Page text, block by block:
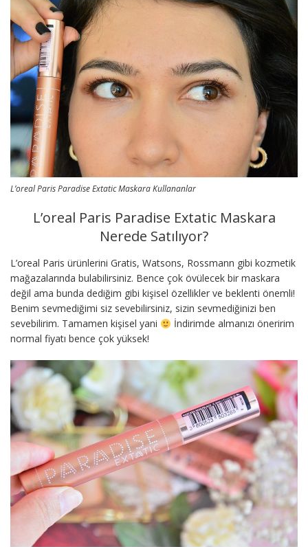
L’oreal Paris Paradise Extatic Maskara Kullananlar
L’oreal Paris Paradise Extatic Maskara
Nerede Satılıyor?
L’oreal Paris ürünlerini Gratis, Watsons, Rossmann gibi kozmetik
mağazalarında bulabilirsiniz. Bence çok övülecek bir maskara
değil ama bunda dediğim gibi kişisel özellikler ve beklenti önemli!
Benim sevmediğimi siz sevebilirsiniz, sizin sevmediğinizi ben
sevebilirim. Tamamen kişisel yani
İndirimde almanızı öneririm
normal fiyatı bence çok yüksek!